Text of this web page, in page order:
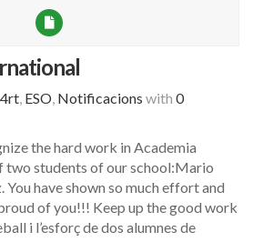
4rt, ESO, Notificacions with 0
the hard work in Academia
two students of our school:Mario
You have shown so much effort and
of you!!! Keep up the good work
i l’esforç de dos alumnes de